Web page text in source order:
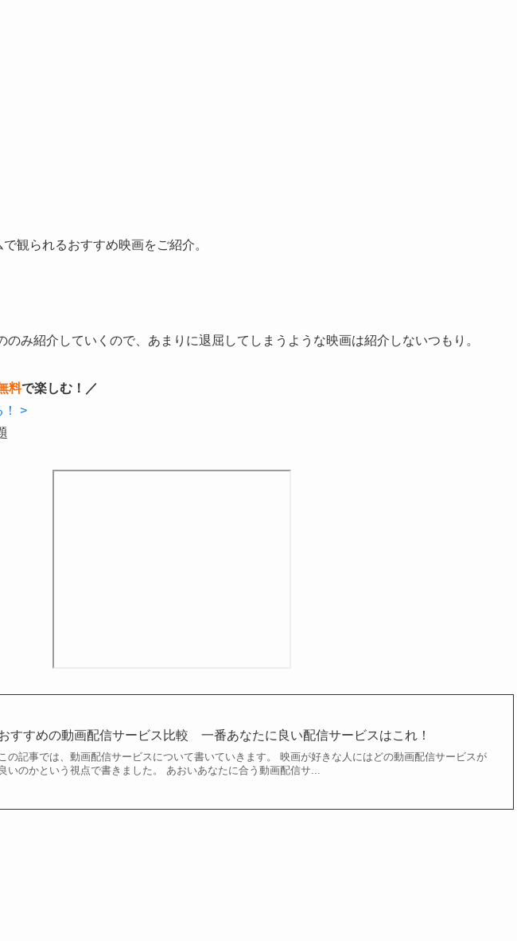
観られるおすすめ映画をご紹介。
み紹介していくので、あまりに退屈してしまうような映画は紹介しないつもり。
料で楽しむ！／
！ >
すすめの動画配信サービス比較 一番あなたに良い配信サービスはこれ！
この記事では、動画配信サービスについて書いていきます。 映画が好きな人にはどの動画配信サービスが
良いのかという視点で書きました。 あおいあなたに合う動画配信サ...